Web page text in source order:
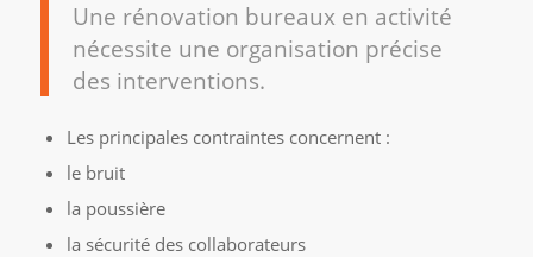
Une rénovation bureaux en activité
nécessite une organisation précise
des interventions.
Les principales contraintes concernent :
le bruit
la poussière
la sécurité des collaborateurs